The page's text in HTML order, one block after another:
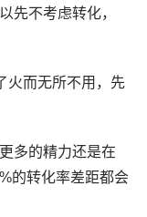
先不考虑转化，
火而无所不用，先
多的精力还是在
的转化率差距都会